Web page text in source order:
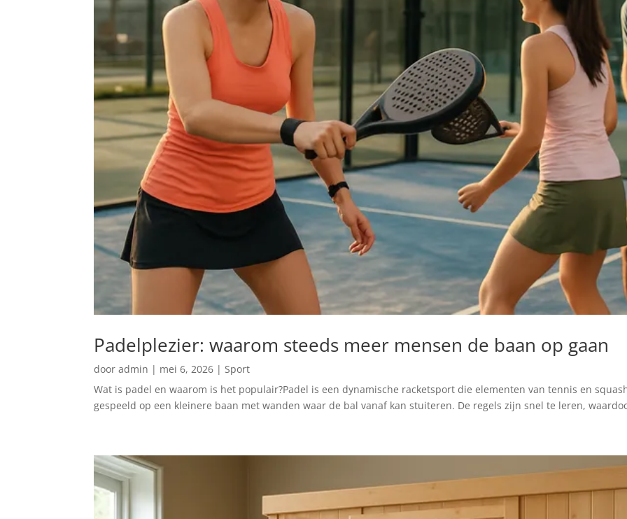
Padelplezier: waarom steeds meer mensen de baan op gaan
dooradmin | mei 6, 2026 |Sport
Wat is padel en waarom is het populair?Padel is een dynamische racketsport die elementen van tennis en
gespeeld op een kleinere baan met wanden waar de bal vanaf kan stuiteren. De regels zijn snel te leren,